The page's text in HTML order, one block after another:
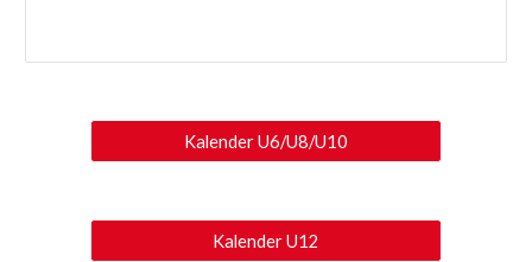
Kalender U6/U8/U10
Kalender U12